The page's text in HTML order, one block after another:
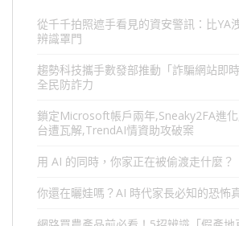
從千千拍照遮手看見的資安警訊：比YA
辨識罩門
趨勢科技攜手數發部推動「詐騙網站即
全民防詐力
鎖定Microsoft帳戶兩年,Sneaky2FA進
台遭瓦解,TrendAI情資助攻破案
用 AI 的同時，你家正在被偷渡走什麼？
你還在曬娃嗎？AI 時代家長必知的恐怖